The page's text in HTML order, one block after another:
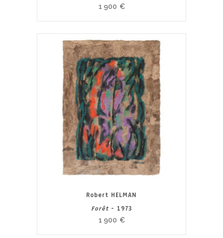
1 900 €
Robert HELMAN
Forêt- 1973
1 900 €